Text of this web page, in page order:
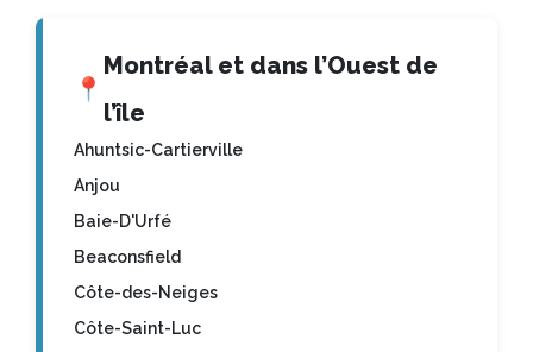
📍
Montréal et dans l’Ouest de
l’île
Ahuntsic-Cartierville
Anjou
Baie-D'Urfé
Beaconsfield
Côte-des-Neiges
Côte-Saint-Luc